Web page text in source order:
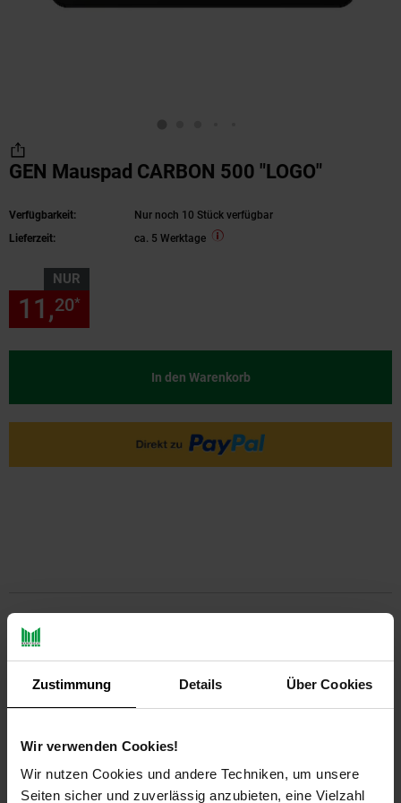
Zustimmung Details Über Cookies
Wir verwenden Cookies!
Wir nutzen Cookies und andere Techniken, um unsere
Seiten sicher und zuverlässig anzubieten, eine Vielzahl
GEN Mauspad CARBON 500 "LOGO"
Verfügbarkeit:
Nur noch 10 Stück verfügbar
Lieferzeit:
ca. 5 Werktage
NUR
11,20*
In den Warenkorb
Payback Punkte Basis°Punkte:
Produktbeschreibung